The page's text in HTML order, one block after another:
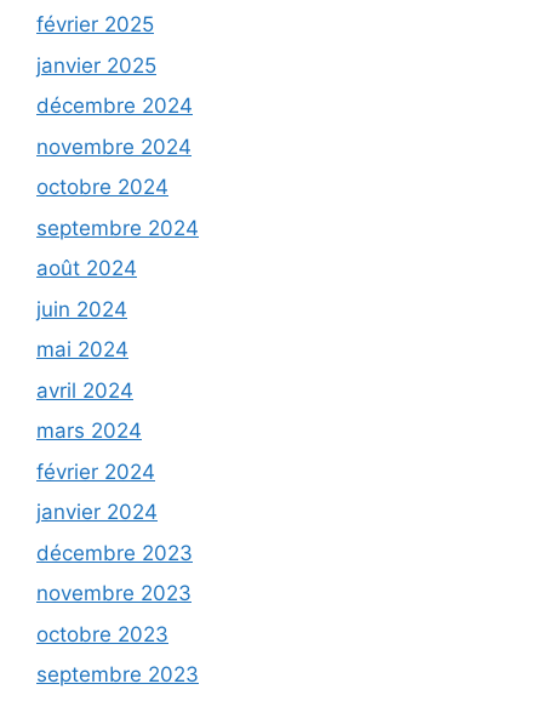
février 2025
janvier 2025
décembre 2024
novembre 2024
octobre 2024
septembre 2024
août 2024
juin 2024
mai 2024
avril 2024
mars 2024
février 2024
janvier 2024
décembre 2023
novembre 2023
octobre 2023
septembre 2023